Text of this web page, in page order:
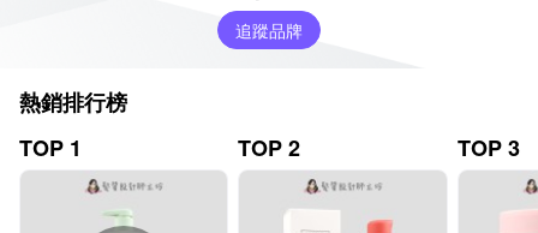
追蹤品牌
熱銷排行榜
TOP 1
TOP 2 TOP 3